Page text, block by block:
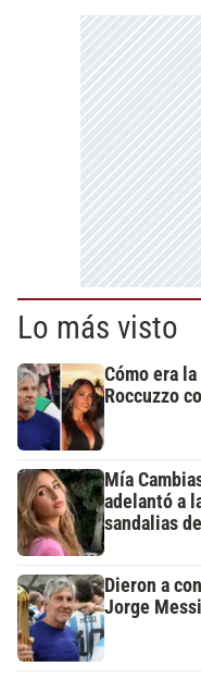
Lo más visto
Cómo era
Roccuzzo
Mía
adelantó a
sandalias
Dieron a
Jorge Messi